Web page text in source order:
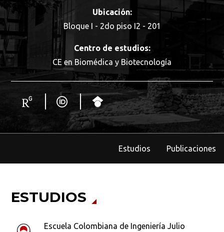
Ubicación:
Bloque I - 2do piso I2 - 201
Centro de estudios:
CE en Biomédica y Biotecnología
Estudios Publicaciones
ESTUDIOS
Escuela Colombiana de Ingeniería Julio